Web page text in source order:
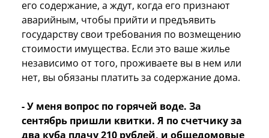
его содержание, а ждут, когда его признают
аварийным, чтобы прийти и предъявить
государству свои требования по возмещению
стоимости имущества. Если это ваше жилье
независимо от того, проживаете вы в нем или
нет, вы обязаны платить за содержание дома.
- У меня вопрос по горячей воде. За
сентябрь пришли квитки. Я по счетчику за
два куба плачу 210 рублей, и общедомовые